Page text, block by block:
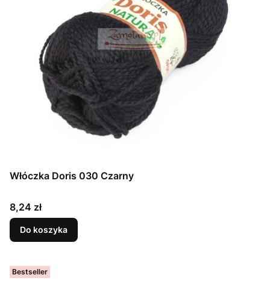
Włóczka Doris 030 Czarny
Cena
8,24 zł
Do koszyka
Bestseller